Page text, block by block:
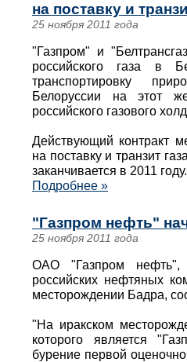
на поставку и
25 ноября 2011 года
"Газпром" и
российского газа в
транспортировку
Белоруссии на этот
российского газового
Действующий контракт
на поставку и транзит
заканчивается в 2011 году.
Подробнее »
"Газпром нефть"
25 ноября 2011 года
ОАО "Газпром нефть",
российских нефтяных
месторождении Бадра,
"На иракском
которого является
бурение первой